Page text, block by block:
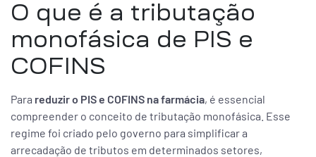
O que é a tributação
monofásica de PIS e
COFINS
Para reduzir o PIS e COFINS na farmácia, é essencial
compreender o conceito de tributação monofásica. Esse
regime foi criado pelo governo para simplificar a
arrecadação de tributos em determinados setores,